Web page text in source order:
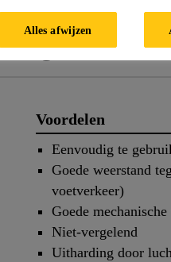
Voordelen
Eenvoudig te
Goede weerstand
voetverkeer)
Goede
Niet‑vergelend
Uitharding door
Alles afwijzen